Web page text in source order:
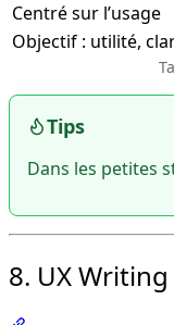
Centré sur l’usage
Objectif : utilité,
Tips
Dans les petites
8. UX